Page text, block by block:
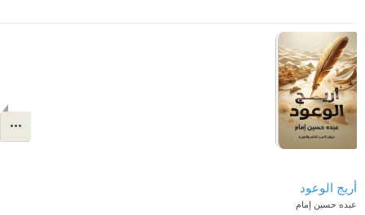
أريج الوعود
عبده حسين إمام